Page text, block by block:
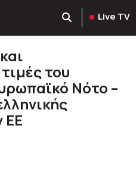
Live TV
του
Νότο –
ΕΕ